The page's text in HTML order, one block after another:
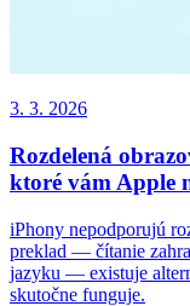
3. 3. 2026
Rozdelená
ktoré vám Apple
iPhony nepodporujú
preklad — čítanie
jazyku — existuje
skutočne funguje.